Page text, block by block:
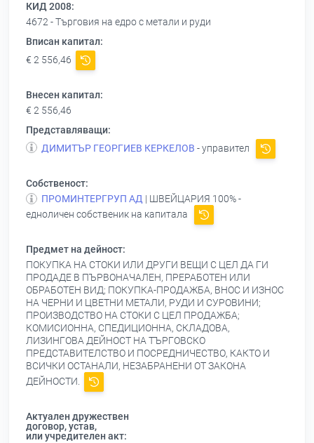
КИД 2008:
4672 - Търговия на едро с метали и руди
Вписан капитал:
€ 2 556,46
Внесен капитал:
€ 2 556,46
Представляващи:
ДИМИТЪР ГЕОРГИЕВ КЕРКЕЛОВ - управител
Собственост:
ПРОМИНТЕРГРУП АД | ШВЕЙЦАРИЯ 100% -
едноличен собственик на капитала
Предмет на дейност:
ПОКУПКА НА СТОКИ ИЛИ ДРУГИ ВЕЩИ С ЦЕЛ ДА ГИ
ПРОДАДЕ В ПЪРВОНАЧАЛЕН, ПРЕРАБОТЕН ИЛИ
ОБРАБОТЕН ВИД; ПОКУПКА-ПРОДАЖБА, ВНОС И ИЗНОС
НА ЧЕРНИ И ЦВЕТНИ МЕТАЛИ, РУДИ И СУРОВИНИ;
ПРОИЗВОДСТВО НА СТОКИ С ЦЕЛ ПРОДАЖБА;
КОМИСИОННА, СПЕДИЦИОННА, СКЛАДОВА,
ЛИЗИНГОВА ДЕЙНОСТ НА ТЪРГОВСКО
ПРЕДСТАВИТЕЛСТВО И ПОСРЕДНИЧЕСТВО, КАКТО И
ВСИЧКИ ОСТАНАЛИ, НЕЗАБРАНЕНИ ОТ ЗАКОНА
ДЕЙНОСТИ.
Актуален дружествен
договор, устав,
или учредителен акт: